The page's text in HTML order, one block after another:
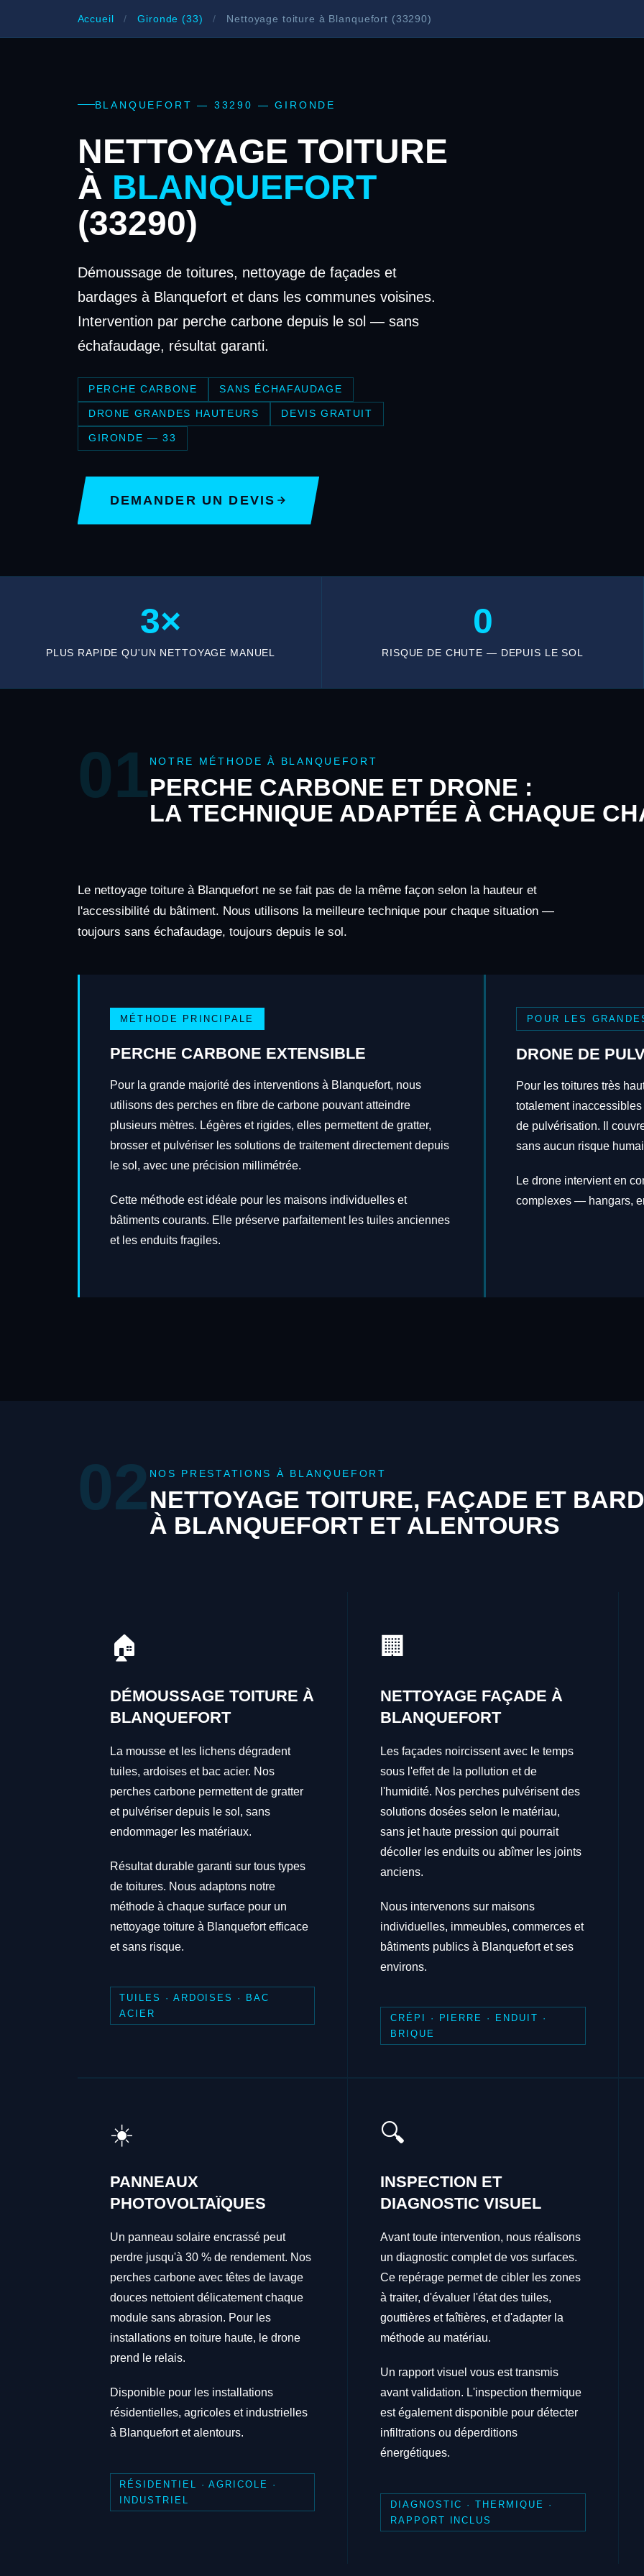
Accueil / Gironde (33) / Nettoyage toiture à Blanquefort (33290)
BLANQUEFORT — 33290 — GIRONDE
NETTOYAGE TOITURE
À BLANQUEFORT
(33290)
Démoussage de toitures, nettoyage de façades et
bardages à Blanquefort et dans les communes voisines.
Intervention par perche carbone depuis le sol — sans
échafaudage, résultat garanti.
PERCHE CARBONE SANS ÉCHAFAUDAGE
DRONE GRANDES HAUTEURS DEVIS GRATUIT
GIRONDE — 33
DEMANDER UN DEVIS
3×
PLUS RAPIDE QU'UN NETTOYAGE MANUEL
0
RISQUE DE CHUTE — DEPUIS LE SOL
01 NOTRE MÉTHODE À BLANQUEFORT
PERCHE CARBONE ET DRONE :
LA TECHNIQUE ADAPTÉE À CHAQUE
Le nettoyage toiture à Blanquefort ne se fait pas de la même façon selon la hauteur et
l'accessibilité du bâtiment. Nous utilisons la meilleure technique pour chaque situation —
toujours sans échafaudage, toujours depuis le sol.
MÉTHODE PRINCIPALE
PERCHE CARBONE EXTENSIBLE
Pour la grande majorité des interventions à Blanquefort, nous
utilisons des perches en fibre de carbone pouvant atteindre
plusieurs mètres. Légères et rigides, elles permettent de gratter,
brosser et pulvériser les solutions de traitement directement depuis
le sol, avec une précision millimétrée.
Cette méthode est idéale pour les maisons individuelles et
bâtiments courants. Elle préserve parfaitement les tuiles anciennes
et les enduits fragiles.
POUR LES
DRONE DE
Pour les toitures très
totalement
de pulvérisation. Il
sans aucun risque
Le drone intervient en
complexes — hangars,
02 NOS PRESTATIONS À BLANQUEFORT
NETTOYAGE TOITURE, FAÇADE ET
À BLANQUEFORT ET ALENTOURS
🏠
DÉMOUSSAGE TOITURE À
BLANQUEFORT
La mousse et les lichens dégradent
tuiles, ardoises et bac acier. Nos
perches carbone permettent de gratter
et pulvériser depuis le sol, sans
endommager les matériaux.
Résultat durable garanti sur tous types
de toitures. Nous adaptons notre
méthode à chaque surface pour un
nettoyage toiture à Blanquefort efficace
et sans risque.
TUILES · ARDOISES · BAC
ACIER
🏢
NETTOYAGE FAÇADE À
BLANQUEFORT
Les façades noircissent avec le temps
sous l'effet de la pollution et de
l'humidité. Nos perches pulvérisent des
solutions dosées selon le matériau,
sans jet haute pression qui pourrait
décoller les enduits ou abîmer les joints
anciens.
Nous intervenons sur maisons
individuelles, immeubles, commerces et
bâtiments publics à Blanquefort et ses
environs.
CRÉPI · PIERRE · ENDUIT ·
BRIQUE
☀️
PANNEAUX
PHOTOVOLTAÏQUES
Un panneau solaire encrassé peut
perdre jusqu'à 30 % de rendement. Nos
perches carbone avec têtes de lavage
douces nettoient délicatement chaque
module sans abrasion. Pour les
installations en toiture haute, le drone
prend le relais.
Disponible pour les installations
résidentielles, agricoles et industrielles
à Blanquefort et alentours.
RÉSIDENTIEL · AGRICOLE ·
INDUSTRIEL
🔍
INSPECTION ET
DIAGNOSTIC VISUEL
Avant toute intervention, nous réalisons
un diagnostic complet de vos surfaces.
Ce repérage permet de cibler les zones
à traiter, d'évaluer l'état des tuiles,
gouttières et faîtières, et d'adapter la
méthode au matériau.
Un rapport visuel vous est transmis
avant validation. L'inspection thermique
est également disponible pour détecter
infiltrations ou déperditions
énergétiques.
DIAGNOSTIC · THERMIQUE ·
RAPPORT INCLUS